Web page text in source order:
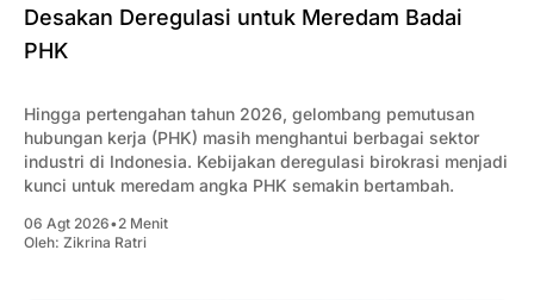
Desakan Deregulasi untuk Meredam Badai
PHK
Hingga pertengahan tahun 2026, gelombang pemutusan
hubungan kerja (PHK) masih menghantui berbagai sektor
industri di Indonesia. Kebijakan deregulasi birokrasi menjadi
kunci untuk meredam angka PHK semakin bertambah.
06 Agt 2026•2 Menit
Oleh: Zikrina Ratri